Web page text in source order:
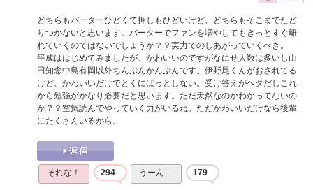
どちらもバーターひどくて押しもひどいけど、どちらもそこまでたど
りつかないと思います。バーターでファンを増やしてもきっとすぐ離
れていくのではないでしょうか？？実力でのしあがっていくべき。
平成ははじめてみましたが、かわいいのですがなにせ人数は多いし山
田知念中島有岡以外ちんぷんかんぷんです。伊野尾くんがおされてる
けど、かわいいだけでとくにぱっとしない。受け答えがヘタだしこれ
から勉強がかなり必要だと思います。ただ天然なのかわかってないの
か？？空気読んでやっていく力がいるね。ただかわいいだけなら後輩
にたくさんいるから。
それな！ 294 うーん… 179